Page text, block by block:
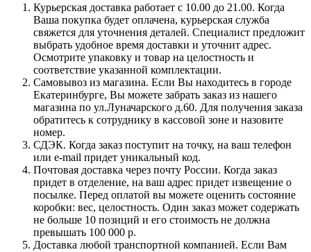
Курьерская доставка работает с 10.00 до 21.00. Когда
Ваша покупка будет оплачена, курьерская служба
свяжется для уточнения деталей. Специалист предложит
выбрать удобное время доставки и уточнит адрес.
Осмотрите упаковку и товар на целостность и
соответствие указанной комплектации.
Самовывоз из магазина. Если Вы находитесь в городе
Екатеринбурге, Вы можете забрать заказ из нашего
магазина по ул.Луначарского д.60. Для получения заказа
обратитесь к сотруднику в кассовой зоне и назовите
номер.
СДЭК. Когда заказ поступит на точку, на ваш телефон
или e-mail придет уникальный код.
Почтовая доставка через почту России. Когда заказ
придет в отделение, на ваш адрес придет извещение о
посылке. Перед оплатой вы можете оценить состояние
коробки: вес, целостность. Один заказ может содержать
не больше 10 позиций и его стоимость не должна
превышать 100 000 р.
Доставка любой транспортной компанией. Если Вам